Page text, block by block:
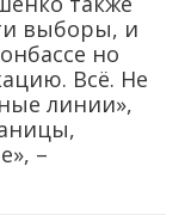
выборы, и
но
Всё. Не
линии»,
–